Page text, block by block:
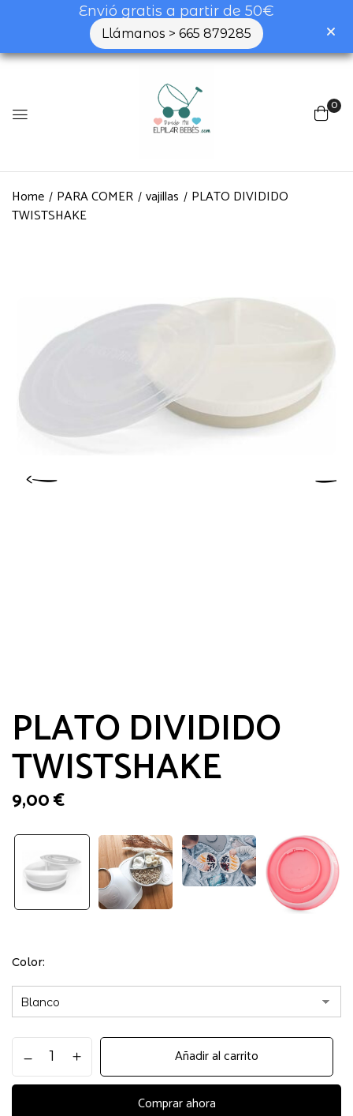
Envió gratis a partir de 50€
Llámanos > 665 879285
0
Home PARA COMER vajillas
PLATO DIVIDIDO
TWISTSHAKE
PLATO DIVIDIDO
TWISTSHAKE
9,00€
Color
DIVIDIDO
TWISTSHAKE
Añadir al carrito
Comprar ahora